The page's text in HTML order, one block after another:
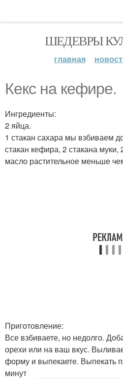
ШЕДЕВРЫ
главная
Кекс на кефире.
Ингредиенты:
2 яйца.
1 стакан сахара мы взбиваем
стакан кефира, 2 стакана муки,
масло растительное меньше
Приготовление:
Все взбиваете, но недолго.
орехи или на ваш вкус.
форму и выпекаете. Выпекать
минут